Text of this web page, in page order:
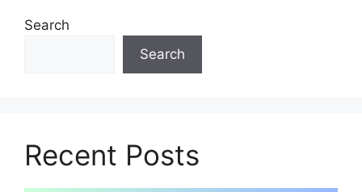
Search
Search
Recent Posts